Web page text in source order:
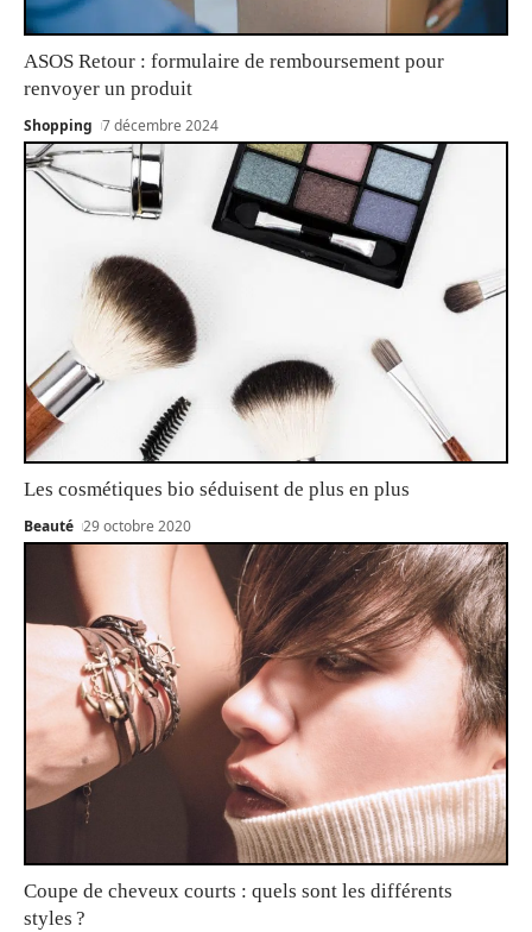
ASOS Retour : formulaire de remboursement pour
renvoyer un produit
Shopping 7 décembre 2024
Les cosmétiques bio séduisent de plus en plus
Beauté 29 octobre 2020
Coupe de cheveux courts : quels sont les différents
styles ?